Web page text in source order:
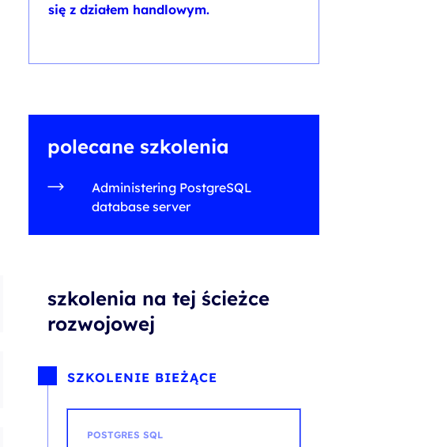
się z działem handlowym.
polecane szkolenia
Administering PostgreSQL
database server
szkolenia na tej ścieżce
rozwojowej
SZKOLENIE BIEŻĄCE
POSTGRES SQL